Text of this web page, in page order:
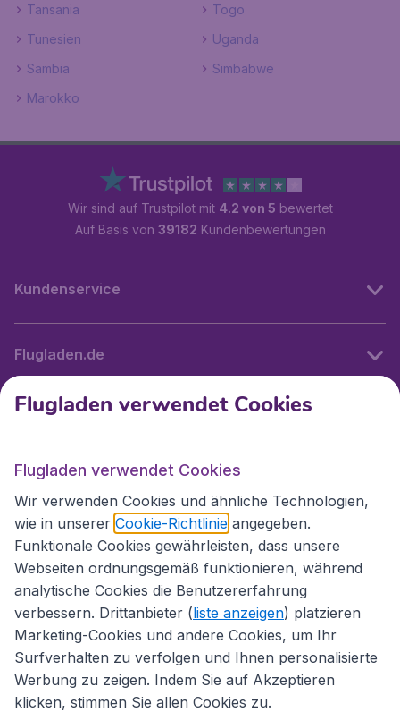
Tansania
Togo
Tunesien
Uganda
Sambia
Simbabwe
Marokko
Wir sind auf Trustpilot mit 4.2 von 5 bewertet
Auf Basis von 39182 Kundenbewertungen
Kundenservice
Flugladen.de
Internationale Webseiten
Folgen Sie uns:
Flugladen verwendet Cookies
Flugladen verwendet Cookies
Wir verwenden Cookies und ähnliche Technologien,
wie in unserer Cookie-Richtlinie angegeben.
Funktionale Cookies gewährleisten, dass unsere
Webseiten ordnungsgemäß funktionieren, während
analytische Cookies die Benutzererfahrung
verbessern. Drittanbieter (liste anzeigen) platzieren
Marketing-Cookies und andere Cookies, um Ihr
Surfverhalten zu verfolgen und Ihnen personalisierte
Werbung zu zeigen. Indem Sie auf Akzeptieren
klicken, stimmen Sie allen Cookies zu.